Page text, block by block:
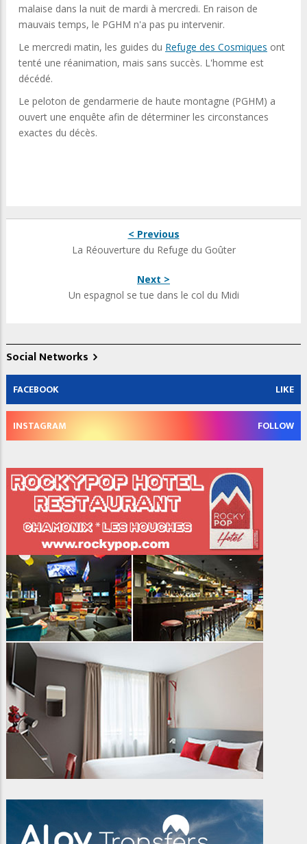
malaise dans la nuit de mardi à mercredi. En raison de
mauvais temps, le PGHM n'a pas pu intervenir.
Le mercredi matin, les guides du Refuge des Cosmiques ont
tenté une réanimation, mais sans succès. L'homme est
décédé.
Le peloton de gendarmerie de haute montagne (PGHM) a
ouvert une enquête afin de déterminer les circonstances
exactes du décès.
< Previous
La Réouverture du Refuge du Goûter
Next >
Un espagnol se tue dans le col du Midi
Social Networks
FACEBOOK LIKE
INSTAGRAM FOLLOW